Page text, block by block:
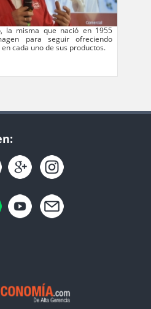
la misma que nació en 1955
para seguir ofreciendo
cada uno de sus productos.